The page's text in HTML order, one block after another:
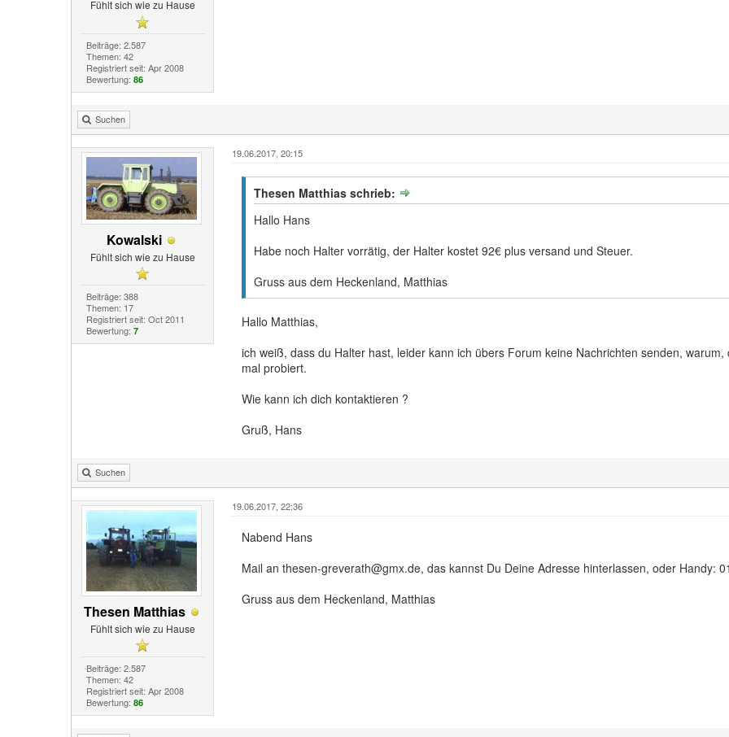
Fühlt sich wie zu Hause
Beiträge: 2.587
Themen: 42
Registriert seit: Apr 2008
Bewertung: 86
Suchen
Kowalski
Fühlt sich wie zu Hause
Beiträge: 388
Themen: 17
Registriert seit: Oct 2011
Bewertung: 7
19.06.2017, 20:15
Thesen Matthias schrieb:
Hallo Hans
Habe noch Halter vorrätig, der Halter kostet 92€ plus versand und Steuer.
Gruss aus dem Heckenland, Matthias
Hallo Matthias,
ich weiß, dass du Halter hast, leider kann ich übers Forum keine Nachrichten senden,
mal probiert.
Wie kann ich dich kontaktieren ?
Gruß, Hans
Suchen
Thesen Matthias
Fühlt sich wie zu Hause
Beiträge: 2.587
Themen: 42
Registriert seit: Apr 2008
Bewertung: 86
19.06.2017, 22:36
Nabend Hans
Mail an thesen-greverath@gmx.de, das kannst Du Deine Adresse hinterlassen, oder Handy:
Gruss aus dem Heckenland, Matthias